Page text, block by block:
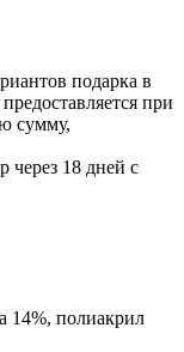
подарка в
при
сумму,
через 18 дней с
14%, полиакрил